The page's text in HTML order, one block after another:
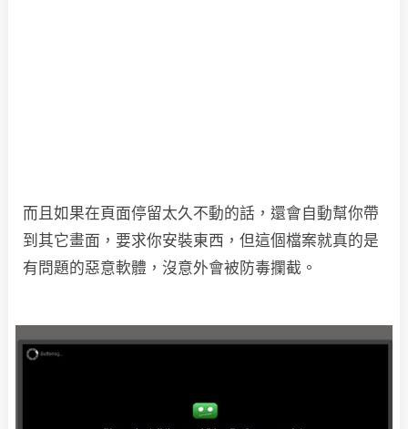
而且如果在頁面停留太久不動的話，還會自動幫你帶
到其它畫面，要求你安裝東西，但這個檔案就真的是
有問題的惡意軟體，沒意外會被防毒攔截。